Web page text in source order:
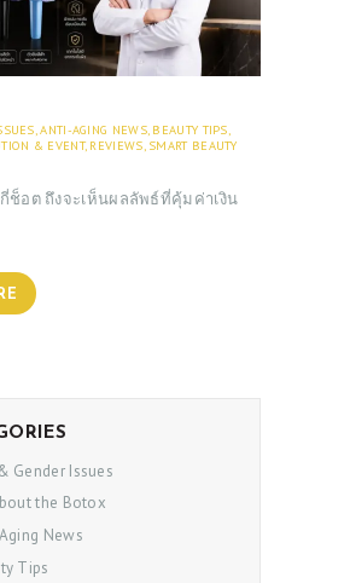
,ANTI-AGING NEWS, BEAUTY TIPS
& EVENT, REVIEWS SMART BEAUTY
กี่ช็อต ถึงจะเห็นผลลัพธ์ที่คุ้มค่าเงิน
Gender Issues
the Botox
News
Tips